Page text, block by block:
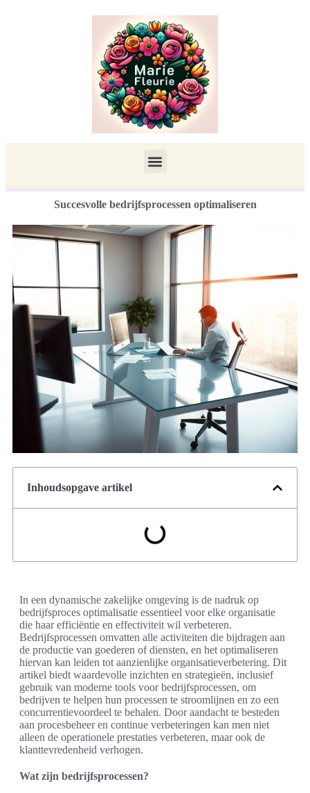
Succesvolle bedrijfsprocessen optimaliseren
Inhoudsopgave artikel
In een dynamische zakelijke omgeving is de nadruk op
bedrijfsproces optimalisatie essentieel voor elke organisatie
die haar efficiëntie en effectiviteit wil verbeteren.
Bedrijfsprocessen omvatten alle activiteiten die bijdragen aan
de productie van goederen of diensten, en het optimaliseren
hiervan kan leiden tot aanzienlijke organisatieverbetering. Dit
artikel biedt waardevolle inzichten en strategieën, inclusief
gebruik van moderne tools voor bedrijfsprocessen, om
bedrijven te helpen hun processen te stroomlijnen en zo een
concurrentievoordeel te behalen. Door aandacht te besteden
aan procesbeheer en continue verbeteringen kan men niet
alleen de operationele prestaties verbeteren, maar ook de
klanttevredenheid verhogen.
Wat zijn bedrijfsprocessen?